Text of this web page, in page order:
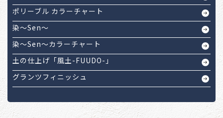
ポリーブル カラーチャート
染～Sen～
染～Sen～カラーチャート
土の仕上げ「風土-FUUDO-」
グランツフィニッシュ